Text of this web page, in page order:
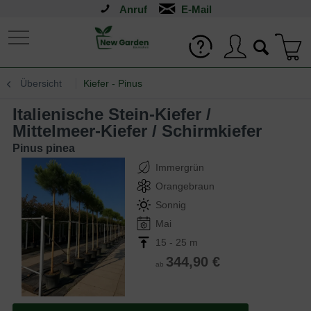
Anruf
Übersicht Kiefer - Pinus
Italienische Stein-Kiefer /
Mittelmeer-Kiefer / Schirmkiefer
Pinus pinea
Immergrün
Orangebraun
Sonnig
Mai
15 - 25 m
ab 344,90 €